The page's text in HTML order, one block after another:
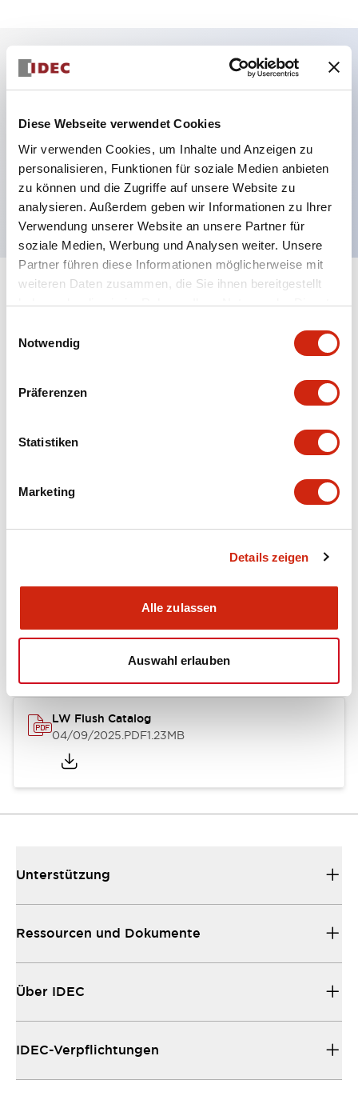
Diese Webseite verwendet Cookies
Wir verwenden Cookies, um Inhalte und Anzeigen zu
personalisieren, Funktionen für soziale Medien anbieten
zu können und die Zugriffe auf unsere Website zu
analysieren. Außerdem geben wir Informationen zu Ihrer
Verwendung unserer Website an unsere Partner für
soziale Medien, Werbung und Analysen weiter. Unsere
Partner führen diese Informationen möglicherweise mit
weiteren Daten zusammen, die Sie ihnen bereitgestellt
haben oder die sie im Rahmen Ihrer Nutzung der Dienste
Notwendig
Präferenzen
Statistiken
Marketing
Details zeigen
Alle zulassen
Auswahl erlauben
Hauptmerkmale
Mehrfachbefestigung möglich
Der schlüsselsichere Selektorschalter verwendet
eine hochsichere Stiftzuhaltungsstruktur
Schutzart IP65 (IEC60529)
Mounting and Installation Specifications
Kataloge & Broschüren Genehmigungen & Standards
LW Flush Catalog
04/09/2025.PDF1.23MB
Unterstützung
Ressourcen und Dokumente
Über IDEC
IDEC-Verpflichtungen